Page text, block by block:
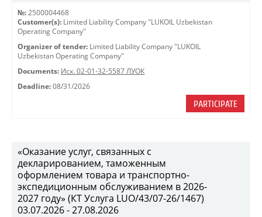
№: 2500004468
Customer(s): Limited Liability Company "LUKOIL Uzbekistan
Operating Company"
Organizer of tender: Limited Liability Company "LUKOIL
Uzbekistan Operating Company"
Documents: Исх. 02-01-32-5587 ЛУОК
Deadline: 08/31/2026
PARTICIPATE
«Оказание услуг, связанных с
декларированием, таможенным
оформлением товара и транспортно-
экспедиционным обслуживанием в 2026-
2027 году» (КТ Услуга LUO/43/07-26/1467)
03.07.2026 - 27.08.2026